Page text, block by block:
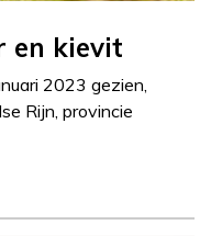
en kievit
2023 gezien,
Rijn, provincie